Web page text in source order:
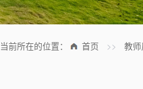
前所在的位置： 首页 >> 教